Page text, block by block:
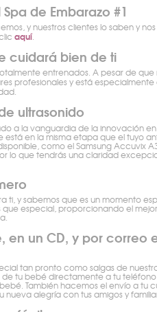
de Embarazo #1
y nuestros clientes lo saben y
aquí.
cuidará bien de ti
entrenados. A pesar de
profesionales y está
ultrasonido
a la vanguardia de la innovación en
en la misma etapa que el tuyo
como el Samsung Accuvix
lo que tendrás una claridad
ti, y sabemos que es un momento
especial, proporcionando el
en un CD, y por correo
tan pronto como salgas de
tu bebé directamente a tu teléfono
También hacemos el envío a
alegría con tus amigos y